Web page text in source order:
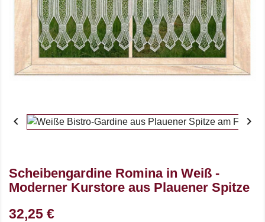
 
Scheibengardine Romina in Weiß -
Moderner Kurstore aus Plauener Spitze
32,25 €